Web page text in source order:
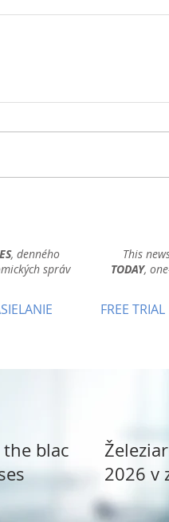
, denného
správ
This
TODAY,
FREE TRIAL
black
2026 v